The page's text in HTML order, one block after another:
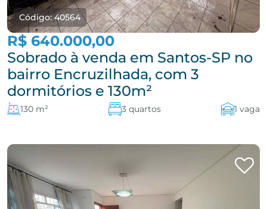
Código: 40564
R$ 640.000,00
Sobrado à venda em Santos-SP no
bairro Encruzilhada, com 3
dormitórios e 130m²
130 m² 3 quartos 1 vaga